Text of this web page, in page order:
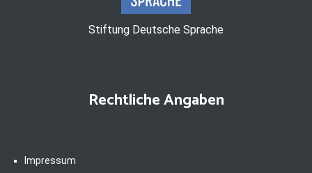
Stiftung Deutsche Sprache
Rechtliche Angaben
Impressum